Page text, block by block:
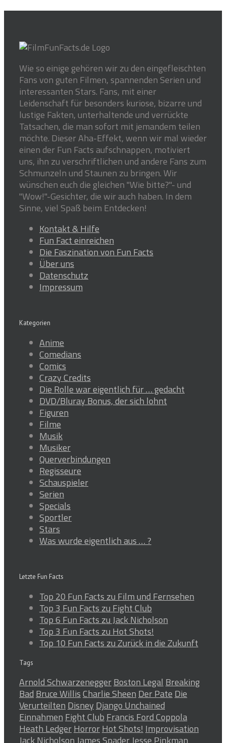
Wie so einige gehören wir zu den eingefleischten
Fans von guten Filmen, spannenden Serien und
interessanten Stars. Fans, mit einer
Leidenschaft für besonders kuriose, bizarre und
lustige Fakten, unterhaltende und verrückte
Tatsachen, die man sofort mit jemandem teilen
möchte. Dieser Aha-Effekt, wenn wir mal wieder
einen der Fun Facts aufschnappen, motiviert
uns, ihn zu verschriftlichen und andere Fans zum
Schmunzeln und Staunen zu bringen. Wir
wünschen euch die gleichen "Wie bitte?"- und
"Wow!"-Gesichter, die wir auch haben. In dem
Sinne, viel Spaß beim Entdecken!
Kontakt & Hilfe
Fun Fact einreichen
Die Faszination von Fun Facts
Über uns
Datenschutz
Impressum
Kategorien
Anime
Comedians
Comics
Crazy Credits
Die Rolle war eigentlich für … gedacht
DVD/Bluray Bonus, der sich lohnt
Figuren
Filme
Musik
Musiker
Querverbindungen
Regisseure
Schauspieler
Serien
Specials
Sportler
Stars
Was wurde eigentlich aus … ?
Letzte Fun Facts
Top 20 Fun Facts zu Film und Fernsehen
Top 3 Fun Facts zu Fight Club
Top 6 Fun Facts zu Jack Nicholson
Top 3 Fun Facts zu Hot Shots!
Top 10 Fun Facts zu Zurück in die Zukunft
Tags
Arnold SchwarzeneggerBoston Legal Breaking
Bad Bruce WillisCharlie Sheen Der Pate Die
Verurteilten Disney Django Unchained
Einnahmen Fight Club Francis Ford Coppola
Heath LedgerHorrorHot Shots! Improvisation